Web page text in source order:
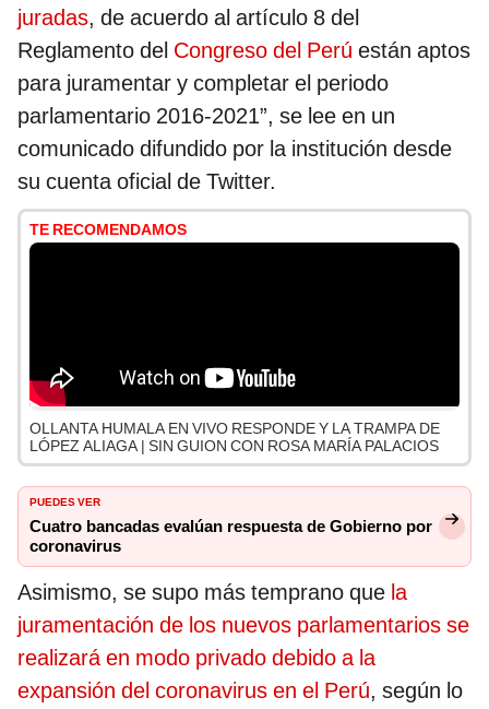
juradas, de acuerdo al artículo 8 del
Reglamento del Congreso del Perú están aptos
para juramentar y completar el periodo
parlamentario 2016-2021”, se lee en un
comunicado difundido por la institución desde
su cuenta oficial de Twitter.
TE RECOMENDAMOS
OLLANTA HUMALA EN VIVO RESPONDE Y LA TRAMPA DE
LÓPEZ ALIAGA | SIN GUION CON ROSA MARÍA PALACIOS
PUEDES VER
Cuatro bancadas evalúan respuesta de Gobierno por
coronavirus
Asimismo, se supo más temprano que la
juramentación de los nuevos parlamentarios se
realizará en modo privado debido a la
expansión del coronavirus en el Perú, según lo